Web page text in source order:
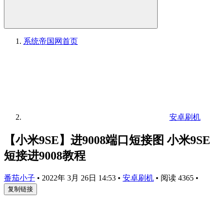
系统帝国网首页
安卓刷机
【小米9SE】进9008端口短接图 小米9SE
短接进9008教程
番茄小子 • 2022年 3月 26日 14:53 • 安卓刷机 • 阅读 4365 •
复制链接